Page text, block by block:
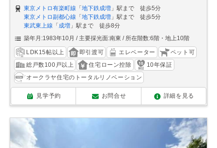
東京メトロ有楽町線 「 地下鉄成増 」駅まで 徒歩5分
東京メトロ副都心線 「 地下鉄成増 」駅まで 徒歩5分
東武東上線 「 成増 」駅まで 徒歩8分
築年月:1983年10月
主要採光面:南東 所在階数:6階・地上10階
LDK15帖以上 即引渡可 エレベーター
ペット可
総戸数100戸以上
住宅ローン控除
10年保証
オークラヤ住宅のトータルリノベーション
見学予約 お問合せ 詳細を見る